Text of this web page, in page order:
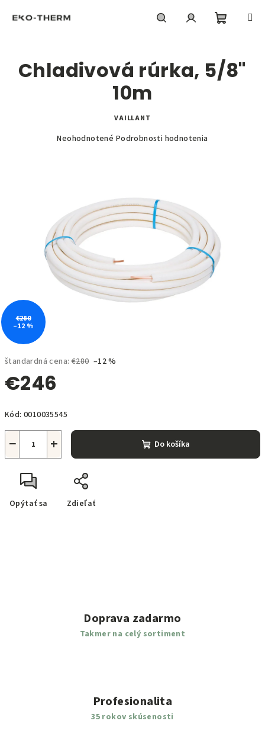
košík
štandardná cena: €280 –12 %
€246
cena:
Kód: 0010035545
+
− Do košíka
Opýtať sa Zdieľať
Chladivová rúrka, 5/8"
10m
VAILLANT
Priemerné
hviezdičiek.
Neohodnotené Podrobnosti hodnotenia
€280
–12 %
Doprava zadarmo
Takmer na celý sortiment
Profesionalita
35 rokov skúsenosti